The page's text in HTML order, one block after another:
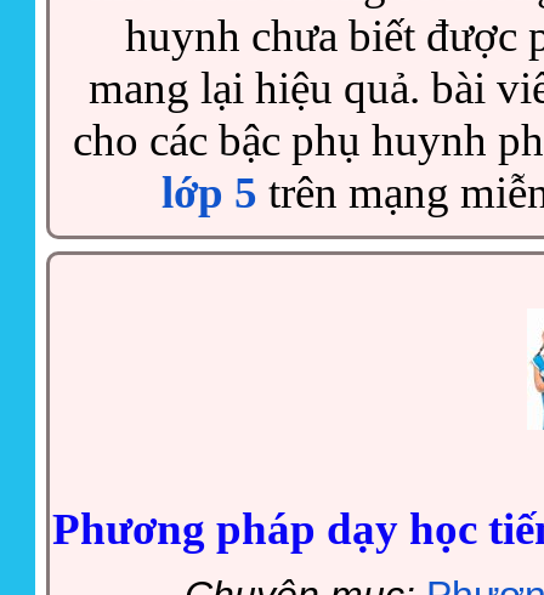
huynh chưa biết được
mang lại hiệu quả. bài
cho các bậc phụ huynh
lớp 5 trên mạng
Phương pháp dạy học